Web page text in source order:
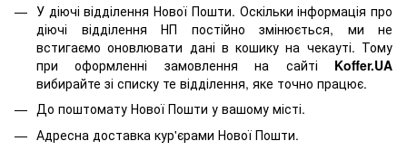
У діючі відділення Нової Пошти. Оскільки інформація про
діючі відділення НП постійно змінюється, ми не
встигаємо оновлювати дані в кошику на чекауті. Тому
при оформленні замовлення на сайті Koffer.UA
вибирайте зі списку те відділення, яке точно працює.
До поштомату Нової Пошти у вашому місті.
Адресна доставка кур'єрами Нової Пошти.